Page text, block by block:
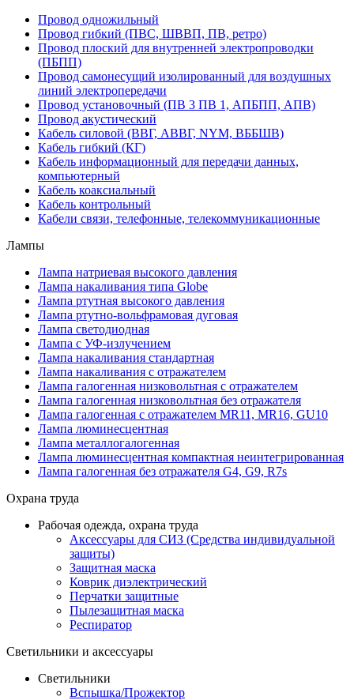
Провод одножильный
Провод гибкий (ПВС, ШВВП, ПВ, ретро)
Провод плоский для внутренней электропроводки
(ПБПП)
Провод самонесущий изолированный для воздушных
линий электропередачи
Провод установочный (ПВ 3 ПВ 1, АПБПП, АПВ)
Провод акустический
Кабель силовой (ВВГ, АВВГ, NYM, ВББШВ)
Кабель гибкий (КГ)
Кабель информационный для передачи данных,
компьютерный
Кабель коаксиальный
Кабель контрольный
Кабели связи, телефонные, телекоммуникационные
Лампы
Лампа натриевая высокого давления
Лампа накаливания типа Globe
Лампа ртутная высокого давления
Лампа ртутно-вольфрамовая дуговая
Лампа светодиодная
Лампа с УФ-излучением
Лампа накаливания стандартная
Лампа накаливания с отражателем
Лампа галогенная низковольтная с отражателем
Лампа галогенная низковольтная без отражателя
Лампа галогенная с отражателем MR11, MR16, GU10
Лампа люминесцентная
Лампа металлогалогенная
Лампа люминесцентная компактная неинтегрированная
Лампа галогенная без отражателя G4, G9, R7s
Охрана труда
Рабочая одежда, охрана труда
Аксессуары для СИЗ (Средства индивидуальной
защиты)
Защитная маска
Коврик диэлектрический
Перчатки защитные
Пылезащитная маска
Респиратор
Светильники и аксессуары
Светильники
Вспышка/Прожектор